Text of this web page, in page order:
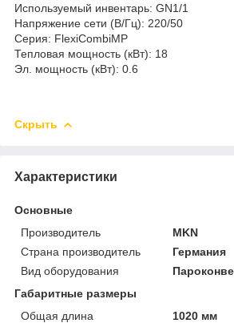
Используемый инвентарь: GN1/1
Напряжение сети (В/Гц): 220/50
Серия: FlexiCombiMP
Тепловая мощность (кВт): 18
Эл. мощность (кВт): 0.6
Скрыть
Характеристики
Основные
Производитель
MKN
Страна производитель
Германия
Вид оборудования
Габаритные размеры
Общая длина
1020 мм